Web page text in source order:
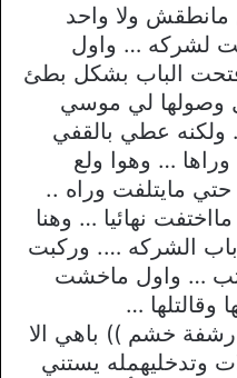
ولا واحد
لشركه … واول
الباب بشكل بطئ
وصولها لي موسي
ولكنه عطي بالقفي
… وهوا ولع
مايتلفت وراه ..
نهائيا … وهنا
باب الشركه …. وركبت
… واول ماخشت
وقالتلها …
خشم )) باهي الا
وتدخليهمله يستني